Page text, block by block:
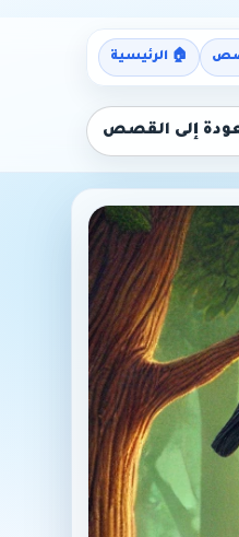
🏠 الرئيسية
إلى القصص